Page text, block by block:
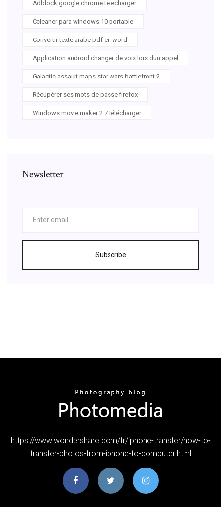
Adblock google chrome telecharger
Ccleaner para windows 10 portable
Convertir texte arabe pdf en word
Application android changer de voix lors dun appel
Galactic assault maps star wars battlefront 2
Récupérer ses mots de passe firefox
Windows movie maker 2.7 télécharger
Newsletter
Subscribe
https://www.wondershare.com/fr/iphone-transfer/how-to-
transfer-photos-from-iphone-to-computer.html